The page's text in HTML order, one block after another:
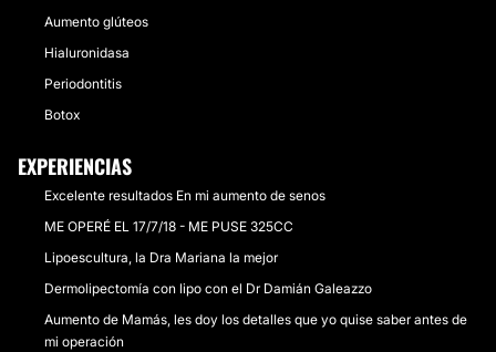
Aumento glúteos
Hialuronidasa
Periodontitis
Botox
EXPERIENCIAS
Excelente resultados En mi aumento de senos
ME OPERÉ EL 17/7/18 - ME PUSE 325CC
Lipoescultura, la Dra Mariana la mejor
Dermolipectomía con lipo con el Dr Damián Galeazzo
Aumento de Mamás, les doy los detalles que yo quise saber antes de
mi operación